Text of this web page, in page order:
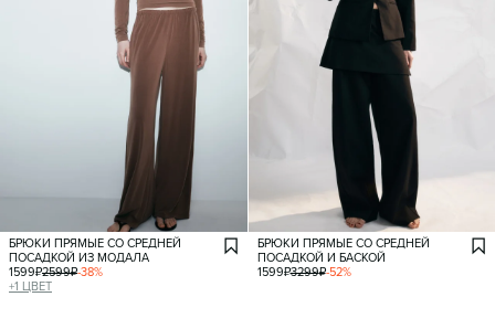
БРЮКИ ПРЯМЫЕ СО СРЕДНЕЙ
ПОСАДКОЙ ИЗ МОДАЛА
1599₽2599₽-38%
+1 ЦВЕТ
БРЮКИ ПРЯМЫЕ СО СРЕДНЕЙ
ПОСАДКОЙ И БАСКОЙ
1599₽3299₽-52%